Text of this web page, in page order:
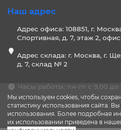
Мы используем cookies, чтобы
статистику использования сайта.
использования. Более подробная
их использовании приведена в
Наш адрес
Адрес офиса: 108851, г.
Спортивная, д. 7, этаж 2, офис
Адрес склада: г. Москва, г.
д. 7, склад № 2
Часы работы: пн-пт с 9.00 до